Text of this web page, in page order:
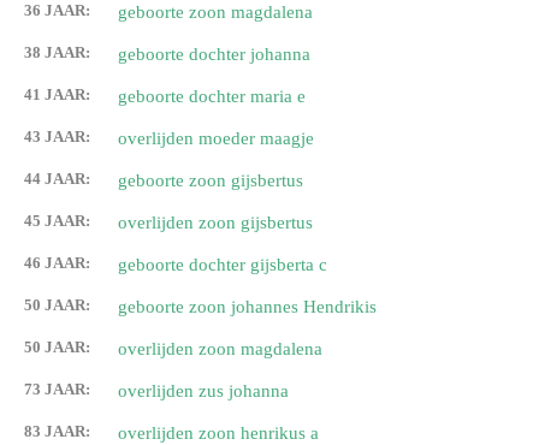
36 JAAR: geboorte zoon magdalena
38 JAAR: geboorte dochter johanna
41 JAAR: geboorte dochter maria e
43 JAAR: overlijden moeder maagje
44 JAAR: geboorte zoon gijsbertus
45 JAAR: overlijden zoon gijsbertus
46 JAAR: geboorte dochter gijsberta c
50 JAAR: geboorte zoon johannes Hendrikis
50 JAAR: overlijden zoon magdalena
73 JAAR: overlijden zus johanna
83 JAAR: overlijden zoon henrikus a